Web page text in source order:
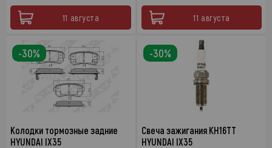
11 августа 11 августа
Колодки тормозные задние
HYUNDAI IX35
-30%
Свеча зажигания KH16TT
HYUNDAI IX35
-30%